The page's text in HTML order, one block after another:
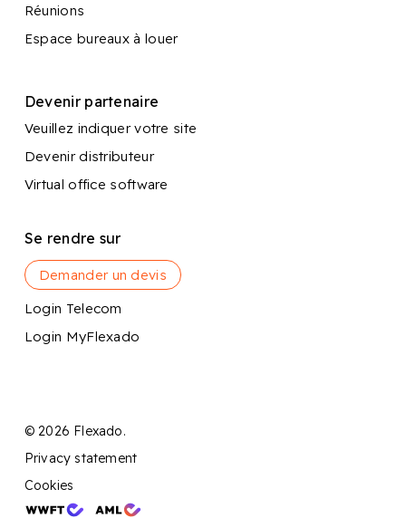
Réunions
Espace bureaux à louer
Devenir partenaire
Veuillez indiquer votre site
Devenir distributeur
Virtual office software
Se rendre sur
Demander un devis
Login Telecom
Login MyFlexado
© 2026 Flexado.
Privacy statement
Cookies